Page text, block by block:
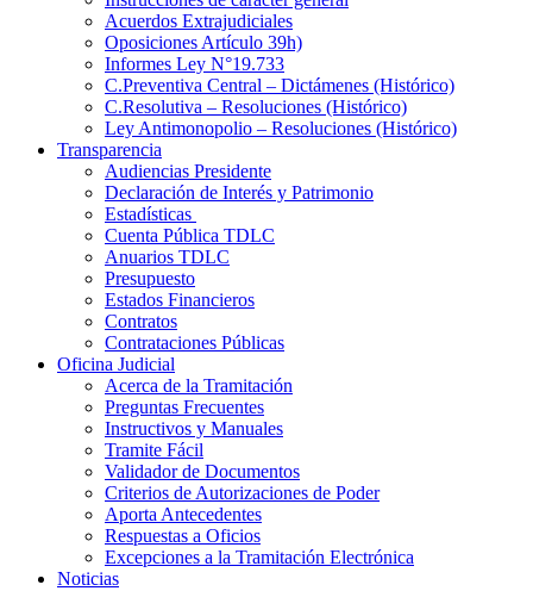
Acuerdos Extrajudiciales
Oposiciones Artículo 39h)
Informes Ley N°19.733
C.Preventiva Central – Dictámenes (Histórico)
C.Resolutiva – Resoluciones (Histórico)
Ley Antimonopolio – Resoluciones (Histórico)
Transparencia
Audiencias Presidente
Declaración de Interés y Patrimonio
Estadísticas
Cuenta Pública TDLC
Anuarios TDLC
Presupuesto
Estados Financieros
Contratos
Contrataciones Públicas
Oficina Judicial
Acerca de la Tramitación
Preguntas Frecuentes
Instructivos y Manuales
Tramite Fácil
Validador de Documentos
Criterios de Autorizaciones de Poder
Aporta Antecedentes
Respuestas a Oficios
Excepciones a la Tramitación Electrónica
Noticias